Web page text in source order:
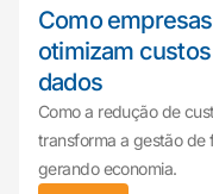
Como
otimizam
dados
Como a redução de
transforma a gestão de
gerando economia.